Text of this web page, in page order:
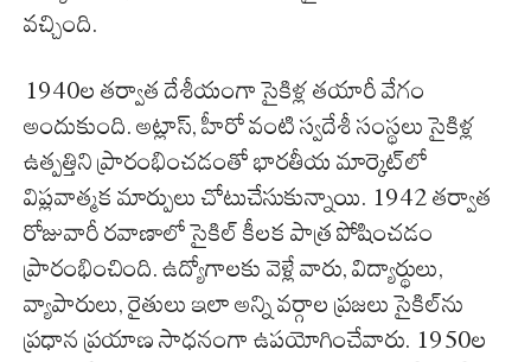
వచ్చింది.
1940ల తర్వాత దేశీయంగా సైకిళ్ల తయారీ వేగం
అందుకుంది. అట్లాస్, హీరో వంటి స్వదేశీ సంస్థలు సైకిళ్ల
ఉత్పత్తిని ప్రారంభించడంతో భారతీయ మార్కెట్‌లో
విప్లవాత్మక మార్పులు చోటుచేసుకున్నాయి. 1942 తర్వాత
రోజువారీ రవాణాలో సైకిల్ కీలక పాత్ర పోషించడం
ప్రారంభించింది. ఉద్యోగాలకు వెళ్లే వారు, విద్యార్థులు,
వ్యాపారులు, రైతులు ఇలా అన్ని వర్గాల ప్రజలు సైకిల్‌ను
ప్రధాన ప్రయాణ సాధనంగా ఉపయోగించేవారు. 1950ల